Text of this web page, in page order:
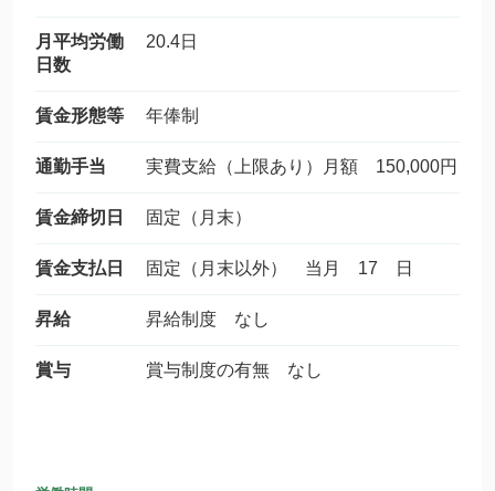
月平均労働
日数
20.4日
賃金形態等 年俸制
通勤手当 実費支給（上限あり）月額 150,000円
賃金締切日 固定（月末）
賃金支払日 固定（月末以外） 当月 17 日
昇給 昇給制度 なし
賞与 賞与制度の有無 なし